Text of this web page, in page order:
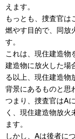
えます。
もっとも、捜査官は
燃やす目的で、同放
す。
これは、現住建造物
建造物に放火した場
る以上、現住建造物
背景にあるものと思
つまり、捜査官はA
く、現住建造物放
ます。
しかし、Aは後者に